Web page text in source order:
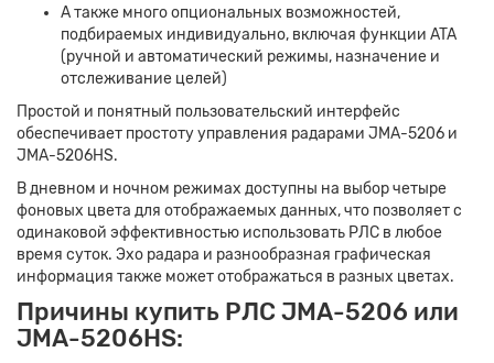
А также много опциональных возможностей,
подбираемых индивидуально, включая функции ATA
(ручной и автоматический режимы, назначение и
отслеживание целей)
Простой и понятный пользовательский интерфейс
обеспечивает простоту управления радарами JMA-5206 и
JMA-5206HS.
В дневном и ночном режимах доступны на выбор четыре
фоновых цвета для отображаемых данных, что позволяет с
одинаковой эффективностью использовать РЛС в любое
время суток. Эхо радара и разнообразная графическая
информация также может отображаться в разных цветах.
Причины купить РЛС JMA-5206 или
JMA-5206HS: